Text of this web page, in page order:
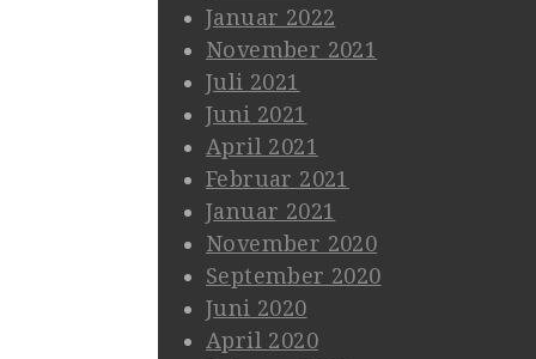
Januar 2022
November 2021
Juli 2021
Juni 2021
April 2021
Februar 2021
Januar 2021
November 2020
September 2020
Juni 2020
April 2020